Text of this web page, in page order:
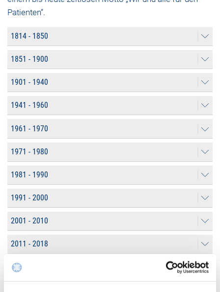
Patienten“.
1814 - 1850
1851 - 1900
1901 - 1940
1941 - 1960
1961 - 1970
1971 - 1980
1981 - 1990
1991 - 2000
2001 - 2010
2011 - 2018
2019 - 2021